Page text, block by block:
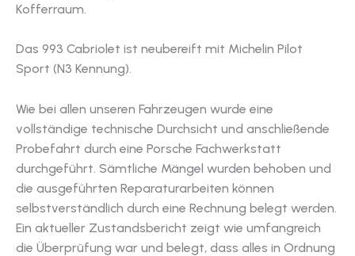
Kofferraum.
Das 993 Cabriolet ist neubereift mit Michelin Pilot
Sport (N3 Kennung).
Wie bei allen unseren Fahrzeugen wurde eine
vollständige technische Durchsicht und anschließende
Probefahrt durch eine Porsche Fachwerkstatt
durchgeführt. Sämtliche Mängel wurden behoben und
die ausgeführten Reparaturarbeiten können
selbstverständlich durch eine Rechnung belegt werden.
Ein aktueller Zustandsbericht zeigt wie umfangreich
die Überprüfung war und belegt, dass alles in Ordnung